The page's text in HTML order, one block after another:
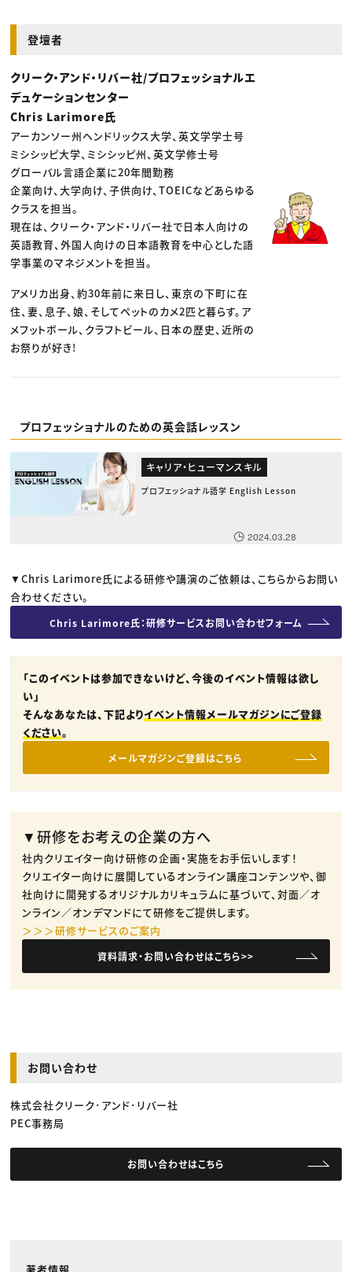
登壇者
クリーク・アンド・リバー社/プロフェッショナルエ
デュケーションセンター
Chris Larimore氏
アーカンソー州ヘンドリックス大学、英文学学士号
ミシシッピ大学、ミシシッピ州、英文学修士号
グローバル言語企業に20年間勤務
企業向け、大学向け、子供向け、TOEICなどあらゆる
クラスを担当。
現在は、クリーク・アンド・リバー社で日本人向けの
英語教育、外国人向けの日本語教育を中心とした語
学事業のマネジメントを担当。
アメリカ出身、約30年前に来日し、東京の下町に在
住、妻、息子、娘、そしてペットのカメ2匹と暮らす。ア
メフットボール、クラフトビール、日本の歴史、近所の
お祭りが好き!
プロフェッショナルのための英会話レッスン
キャリア・ヒューマンスキル
プロフェッショナル語学 English Lesson
2024.03.28
▼Chris Larimore氏による研修や講演のご依頼は、こちらからお問い
合わせください。
Chris Larimore氏：研修サービスお問い合わせフォーム
「このイベントは参加できないけど、今後のイベント情報は欲し
い」
そんなあなたは、下記よりイベント情報メールマガジンにご登録
ください。
メールマガジンご登録はこちら
▼研修をお考えの企業の方へ
社内クリエイター向け研修の企画・実施をお手伝いします！
クリエイター向けに展開しているオンライン講座コンテンツや、御
社向けに開発するオリジナルカリキュラムに基づいて、対面／オ
ンライン／オンデマンドにて研修をご提供します。
＞＞＞研修サービスのご案内
資料請求・お問い合わせはこちら>>
お問い合わせ
株式会社クリーク･アンド･リバー社
PEC事務局
お問い合わせはこちら